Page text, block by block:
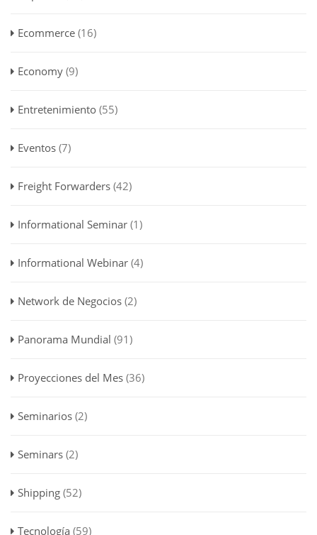
Ecommerce (16)
Economy (9)
Entretenimiento (55)
Eventos (7)
Freight Forwarders (42)
Informational Seminar (1)
Informational Webinar (4)
Network de Negocios (2)
Panorama Mundial (91)
Proyecciones del Mes (36)
Seminarios (2)
Seminars (2)
Shipping (52)
Tecnología (59)